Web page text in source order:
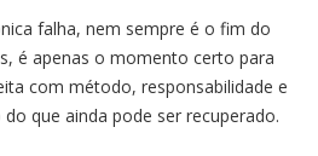
falha, nem sempre é o fim do
é apenas o momento certo para
com método, responsabilidade e
que ainda pode ser recuperado.